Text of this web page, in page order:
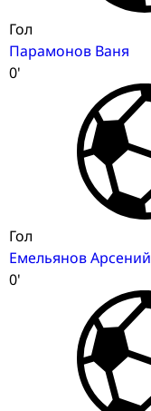
Гол
Парамонов Ваня
0'
Гол
Емельянов Арсений
0'